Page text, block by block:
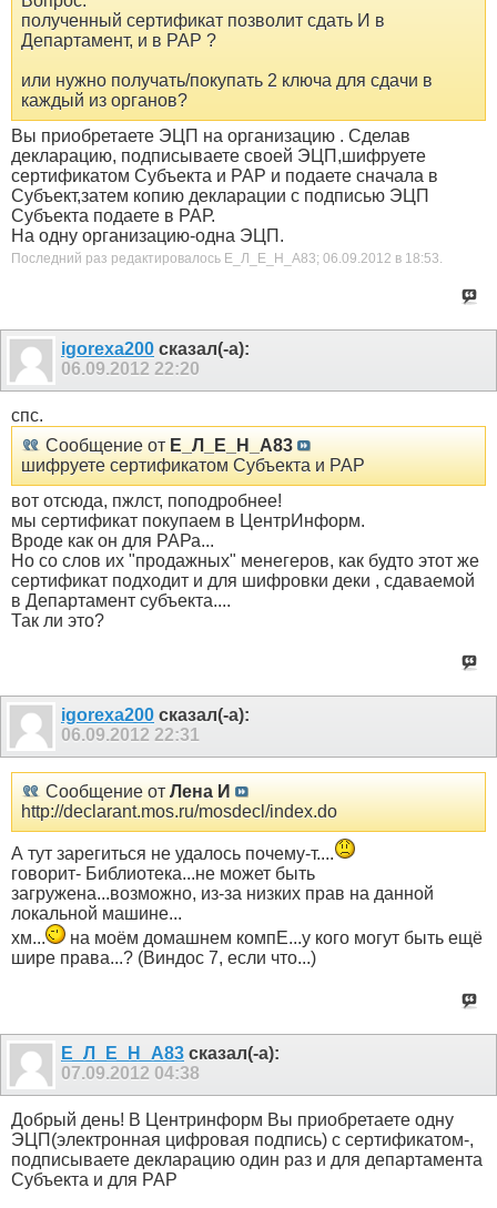
полученный сертификат позволит сдать И в
Департамент, и в РАР ?
или нужно получать/покупать 2 ключа для сдачи в
каждый из органов?
Вы приобретаете ЭЦП на организацию . Сделав
декларацию, подписываете своей ЭЦП,шифруете
сертификатом Субъекта и РАР и подаете сначала в
Субъект,затем копию декларации с подписью ЭЦП
Субъекта подаете в РАР.
На одну организацию-одна ЭЦП.
Последний раз редактировалось Е_Л_Е_Н_А83; 06.09.2012 в 18:53
igorexa200 сказал(-а):
06.09.2012 22:20
спс.
Сообщение от Е_Л_Е_Н_А83
шифруете сертификатом Субъекта и РАР
вот отсюда, пжлст, поподробнее!
мы сертификат покупаем в ЦентрИнформ.
Вроде как он для РАРа...
Но со слов их "продажных" менегеров, как будто этот же
сертификат подходит и для шифровки деки , сдаваемой
в Департамент субъекта....
Так ли это?
igorexa200 сказал(-а):
06.09.2012 22:31
Сообщение от Лена И
http://declarant.mos.ru/mosdecl/index.do
А тут зарегиться не удалось почему-т....
говорит- Библиотека...не может быть
загружена...возможно, из-за низких прав на данной
локальной машине...
хм...
на моём домашнем компЕ...у кого могут быть ещё
шире права...? (Виндос 7, если что...)
Е_Л_Е_Н_А83 сказал(-а):
07.09.2012 04:38
Добрый день! В Центринформ Вы приобретаете одну
ЭЦП(электронная цифровая подпись) с сертификатом-,
подписываете декларацию один раз и для департамента
Субъекта и для РАР